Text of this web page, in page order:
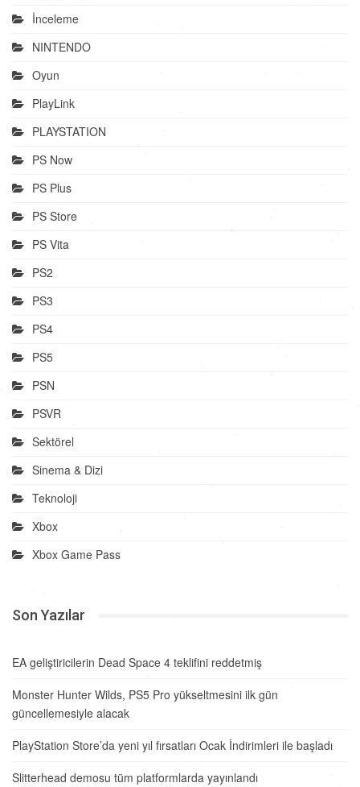
İnceleme
NINTENDO
Oyun
PlayLink
PLAYSTATION
PS Now
PS Plus
PS Store
PS Vita
PS2
PS3
PS4
PS5
PSN
PSVR
Sektörel
Sinema & Dizi
Teknoloji
Xbox
Xbox Game Pass
Son Yazılar
EA geliştiricilerin Dead Space 4 teklifini reddetmiş
Monster Hunter Wilds, PS5 Pro yükseltmesini ilk gün
güncellemesiyle alacak
PlayStation Store’da yeni yıl fırsatları Ocak İndirimleri ile başladı
Slitterhead demosu tüm platformlarda yayınlandı